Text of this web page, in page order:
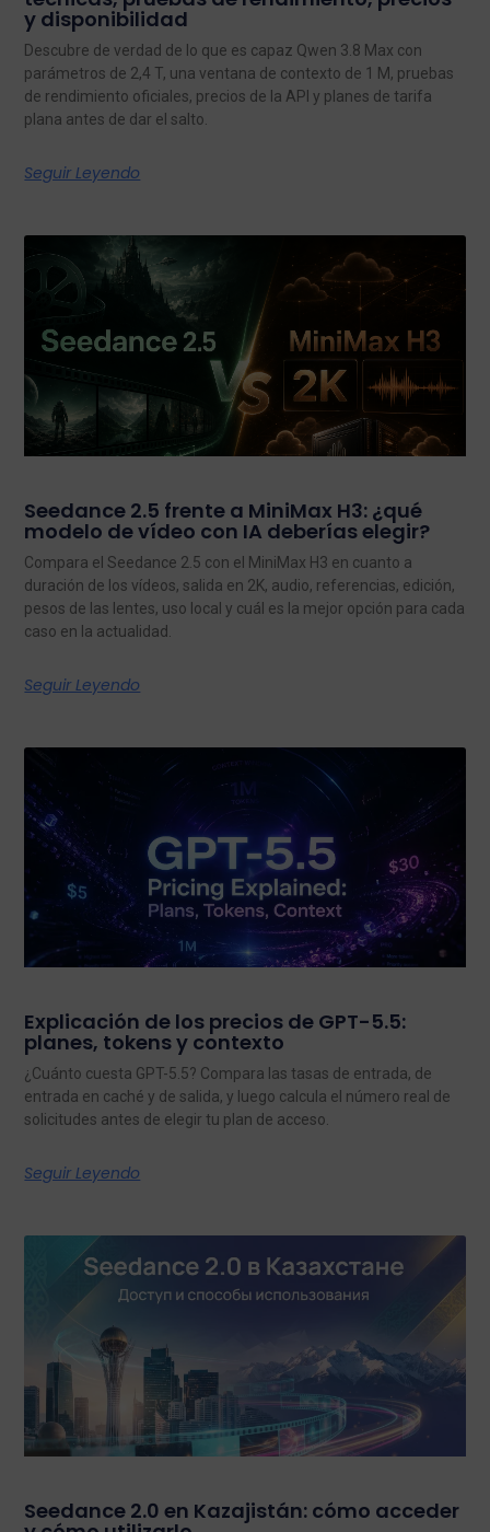
y disponibilidad
Descubre de verdad de lo que es capaz Qwen 3.8 Max con
parámetros de 2,4 T, una ventana de contexto de 1 M, pruebas
de rendimiento oficiales, precios de la API y planes de tarifa
plana antes de dar el salto.
Seguir Leyendo
Seedance 2.5 frente a MiniMax H3: ¿qué
modelo de vídeo con IA deberías elegir?
Compara el Seedance 2.5 con el MiniMax H3 en cuanto a
duración de los vídeos, salida en 2K, audio, referencias, edición,
pesos de las lentes, uso local y cuál es la mejor opción para cada
caso en la actualidad.
Seguir Leyendo
Explicación de los precios de GPT-5.5:
planes, tokens y contexto
¿Cuánto cuesta GPT-5.5? Compara las tasas de entrada, de
entrada en caché y de salida, y luego calcula el número real de
solicitudes antes de elegir tu plan de acceso.
Seguir Leyendo
Seedance 2.0 en Kazajistán: cómo acceder